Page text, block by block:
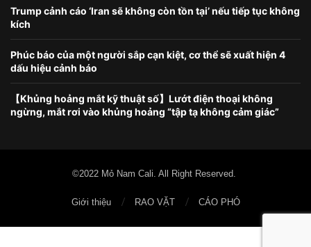
Trump cảnh cáo ‘Iran sẽ không còn tồn tại’ nếu tiếp tục không
kích
Phúc báo của một người sắp cạn kiệt, cơ thể sẽ xuất hiện 4
dấu hiệu cảnh báo
【Khủng hoảng mắt kỹ thuật số】Lướt điện thoại không
ngừng, mắt rơi vào khủng hoảng “tập tạ không cảm giác”
©2022 Mỏ Nam Cali. All Right Reserved.
Giới thiệu RAO VẶT CÁO PHÓ